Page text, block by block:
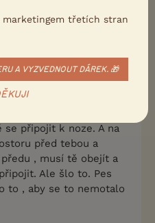
obíhat. No a když
tak z téhle
sebe je zatím pro mě
se připojit k noze. A na
před tebou a
, musí tě obejít a
Ale šlo to. Pes
to , aby se to nemotalo
třetích stran
A VYZVEDNOUT DÁREK. 🎁